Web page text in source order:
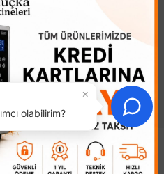
Viyol Çevirme Motoru Kuluçka
sürecinizi kolaylaştırın! Bu
1/240 RPM motor, viyoller..
×
olabilirim?